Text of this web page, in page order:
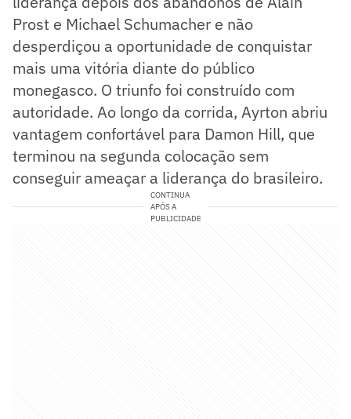
Prost e Michael Schumacher e não
desperdiçou a oportunidade de conquistar
mais uma vitória diante do público
monegasco. O triunfo foi construído com
autoridade. Ao longo da corrida, Ayrton abriu
vantagem confortável para Damon Hill, que
terminou na segunda colocação sem
conseguir ameaçar a liderança do brasileiro.
CONTINUA
APÓS A
PUBLICIDADE